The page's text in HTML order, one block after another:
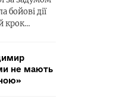
бойові дії
крок…
не мають